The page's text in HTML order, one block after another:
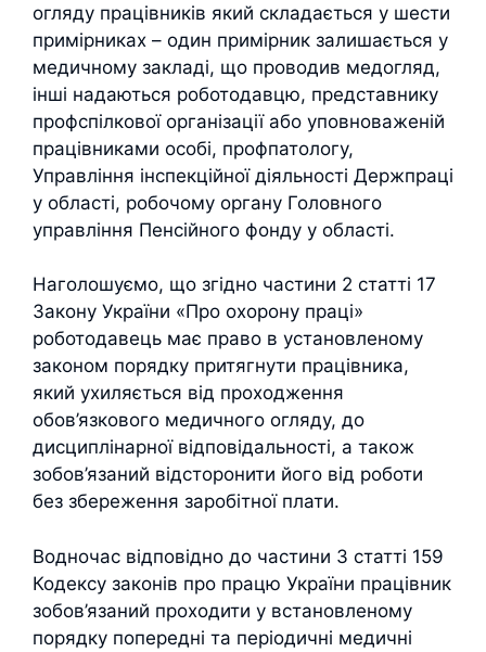
огляду працівників який складається у шести
примірниках – один примірник залишається у
медичному закладі, що проводив медогляд,
інші надаються роботодавцю, представнику
профспілкової організації або уповноваженій
працівниками особі, профпатологу,
Управління інспекційної діяльності Держпраці
у області, робочому органу Головного
управління Пенсійного фонду у області.
Наголошуємо, що згідно частини 2 статті 17
Закону України «Про охорону праці»
роботодавець має право в установленому
законом порядку притягнути працівника,
який ухиляється від проходження
обов’язкового медичного огляду, до
дисциплінарної відповідальності, а також
зобов’язаний відсторонити його від роботи
без збереження заробітної плати.
Водночас відповідно до частини 3 статті 159
Кодексу законів про працю України працівник
зобов’язаний проходити у встановленому
порядку попередні та періодичні медичні